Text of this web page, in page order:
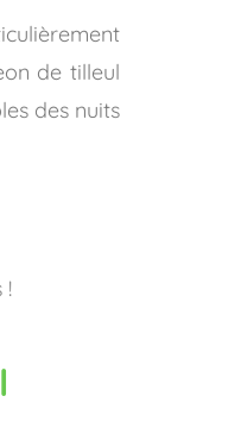
de tilleul
des nuits
!